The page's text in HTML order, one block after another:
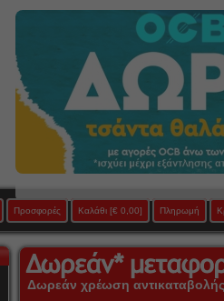
Προσφορές Καλάθι [€ 0,00] Πληρωμή
Δωρεάν χρέωση